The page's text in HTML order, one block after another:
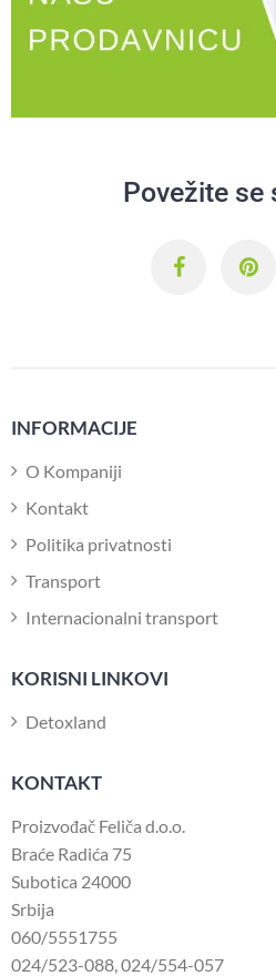
Povežite se
INFORMACIJE
O Kompaniji
Kontakt
Politika privatnosti
Transport
Internacionalni transport
KORISNI LINKOVI
Detoxland
KONTAKT
Proizvođač Feliča d.o.o.
Braće Radića 75
Subotica 24000
Srbija
060/5551755
024/523-088,024/554-057